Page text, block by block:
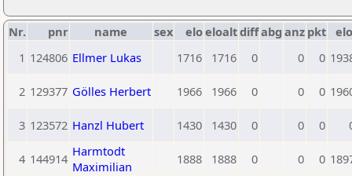
Nr. pnr name sex eloeloaltdiffabg anz pkt
1 124806 Ellmer Lukas 1716 1716 0 0 0
2 129377 Gölles Herbert 1966 1966 0 0 0
3 123572 Hanzl Hubert 1430 1430 0 0 0
4 144914 Harmtodt
Maximilian
1888 1888 0 0 0